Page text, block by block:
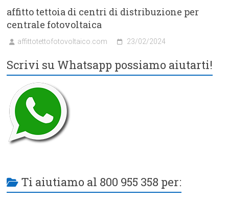
affitto tettoia di centri di distribuzione per
centrale fotovoltaica
affittotettofotovoltaico.com 23/02/2024
Scrivi su Whatsapp possiamo aiutarti!
Ti aiutiamo al 800 955 358 per: